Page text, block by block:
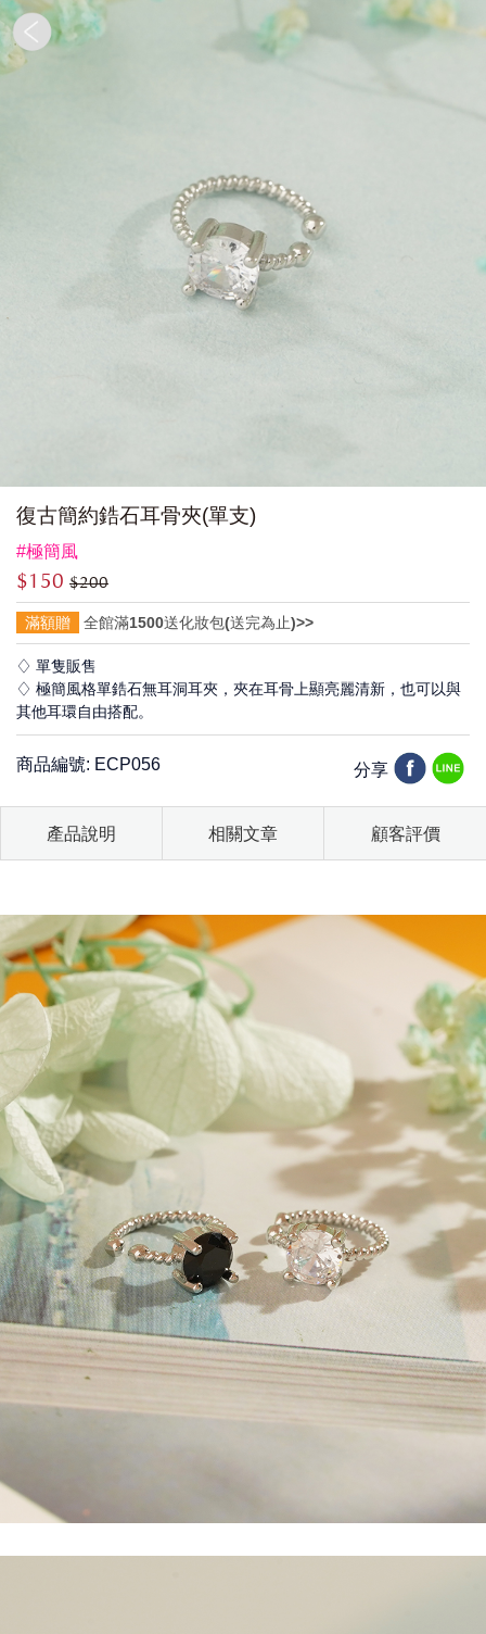
復古簡約鋯石耳骨夾(單支)
#極簡風
$150 $200
滿額贈 全館滿1500送化妝包(送完為止)>>
♢ 單隻販售
♢ 極簡風格單鋯石無耳洞耳夾，夾在耳骨上顯亮麗清新，也可以與
其他耳環自由搭配。
商品編號: ECP056 分享
產品說明 相關文章 顧客評價